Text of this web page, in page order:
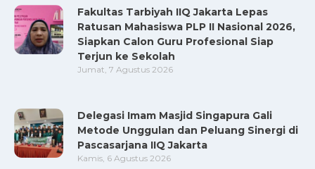
Fakultas Tarbiyah IIQ Jakarta Lepas
Ratusan Mahasiswa PLP II Nasional 2026,
Siapkan Calon Guru Profesional Siap
Terjun ke Sekolah
Jumat, 7 Agustus 2026
Delegasi Imam Masjid Singapura Gali
Metode Unggulan dan Peluang Sinergi di
Pascasarjana IIQ Jakarta
Kamis, 6 Agustus 2026